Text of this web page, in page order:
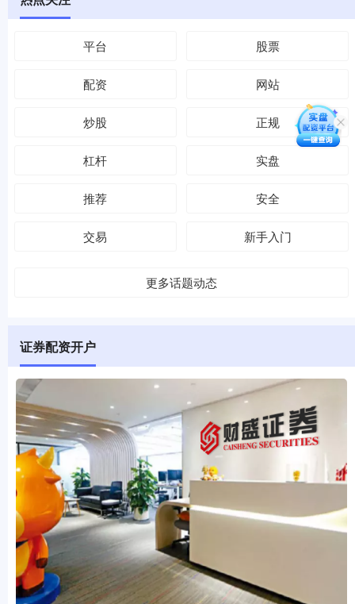
平台 股票
配资 网站
炒股 正规
杠杆 实盘
推荐 安全
交易 新手入门
更多话题动态
证券配资开户